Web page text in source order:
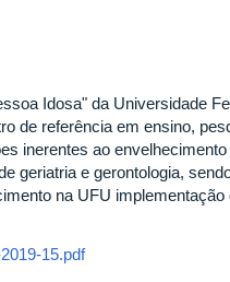
Idosa" da Universidade
de referência em ensino,
inerentes ao
geriatria e gerontologia,
na UFU implementação
15.pdf